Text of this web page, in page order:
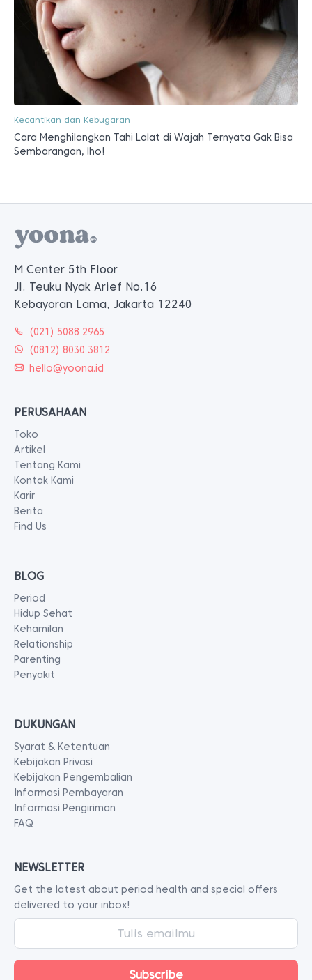
Kecantikan dan Kebugaran
Cara Menghilangkan Tahi Lalat di Wajah Ternyata Gak Bisa
Sembarangan, lho!
M Center 5th Floor
Jl. Teuku Nyak Arief No.16
Kebayoran Lama, Jakarta 12240
(021) 5088 2965
(0812) 8030 3812
hello@yoona.id
PERUSAHAAN
Toko
Artikel
Tentang Kami
Kontak Kami
Karir
Berita
Find Us
BLOG
Period
Hidup Sehat
Kehamilan
Relationship
Parenting
Penyakit
DUKUNGAN
Syarat & Ketentuan
Kebijakan Privasi
Kebijakan Pengembalian
Informasi Pembayaran
Informasi Pengiriman
FAQ
NEWSLETTER
Get the latest about period health and special offers
delivered to your inbox!